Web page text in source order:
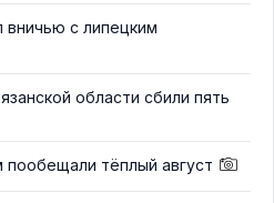
вничью с липецким
области сбили пять
пообещали тёплый август